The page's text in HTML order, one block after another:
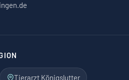
Tierarzt Königslutter